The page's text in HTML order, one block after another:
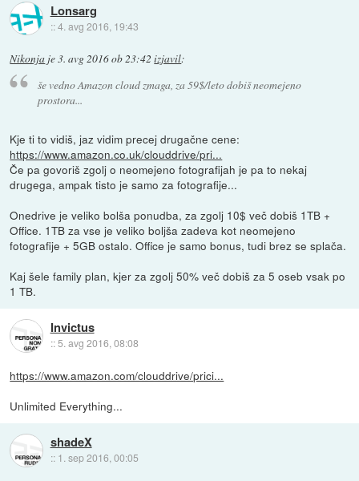
Lonsarg
::4. avg 2016, 19:43
Nikonja je3. avg 2016 ob 23:42 izjavil:
še vedno Amazon cloud zmaga, za 59$/leto dobiš neomejeno
prostora...
Kje ti to vidiš, jaz vidim precej drugačne cene:
https://www.amazon.co.uk/clouddrive/pri...
Če pa govoriš zgolj o neomejeno fotografijah je pa to nekaj
drugega, ampak tisto je samo za fotografije...
Onedrive je veliko bolša ponudba, za zgolj 10$ več dobiš 1TB +
Office. 1TB za vse je veliko boljša zadeva kot neomejeno
fotografije + 5GB ostalo. Office je samo bonus, tudi brez se splača.
Kaj šele family plan, kjer za zgolj 50% več dobiš za 5 oseb vsak po
1 TB.
Invictus
::5. avg 2016, 08:08
https://www.amazon.com/clouddrive/prici...
Unlimited Everything...
shadeX
:: 1. sep 2016, 00:05